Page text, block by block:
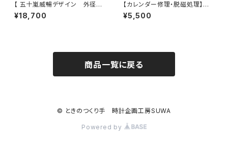
【 五十嵐威暢デザイン 外径φ1
0cm 卓上置時計 】 静かに廻
るブルー天秤秒針スイープ運針
¥18,700
【カレンダー修理・脱磁処理】機
械式腕時計
¥5,500
商品一覧に戻る
© ときのつくり手 時計企画工房SUWA
Powered by